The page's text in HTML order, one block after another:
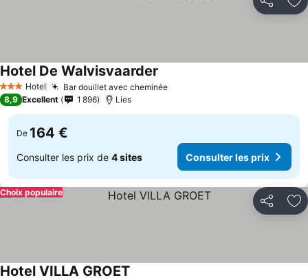
Partager
3 ÉtoilesHotel Bar douillet avec cheminée
Hotel De Walvisvaarder
8,9 Excellent 1 896 Lies
De 164 €
Consulter les prix de 4 sites Consulter les prix
Partager
Choix populaire
Hotel VILLA GROET